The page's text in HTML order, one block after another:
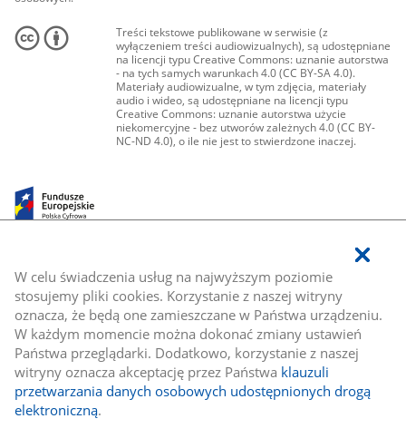
W celu świadczenia usług na najwyższym poziomie
stosujemy pliki cookies. Korzystanie z naszej witryny
oznacza, że będą one zamieszczane w Państwa urządzeniu.
W każdym momencie można dokonać zmiany ustawień
Państwa przeglądarki. Dodatkowo, korzystanie z naszej
witryny oznacza akceptację przez Państwa klauzuli
przetwarzania danych osobowych udostępnionych drogą
elektroniczną.
Treści tekstowe publikowane w serwisie (z
wyłączeniem treści audiowizualnych), są udostępniane
na licencji typu Creative Commons: uznanie autorstwa
- na tych samych warunkach 4.0 (CC BY-SA 4.0).
Materiały audiowizualne, w tym zdjęcia, materiały
audio i wideo, są udostępniane na licencji typu
Creative Commons: uznanie autorstwa użycie
niekomercyjne - bez utworów zależnych 4.0 (CC BY-
NC-ND 4.0), o ile nie jest to stwierdzone inaczej.